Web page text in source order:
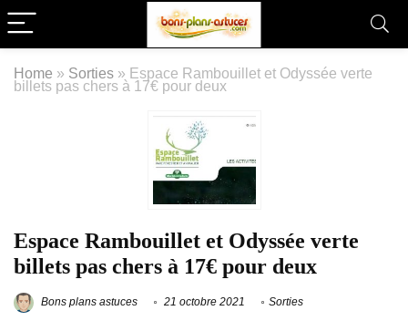
Home » Sorties » Espace Rambouillet et Odyssée verte
billets pas chers à 17€ pour deux
Espace Rambouillet et Odyssée verte
billets pas chers à 17€ pour deux
Bons plans astuces 21 octobre 2021 Sorties